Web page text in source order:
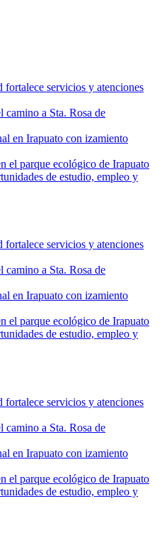
servicios y atenciones
camino a Sta. Rosa de
en Irapuato con izamiento
el parque ecológico de Irapuato
de estudio, empleo y
servicios y atenciones
camino a Sta. Rosa de
en Irapuato con izamiento
el parque ecológico de Irapuato
de estudio, empleo y
servicios y atenciones
camino a Sta. Rosa de
en Irapuato con izamiento
el parque ecológico de Irapuato
de estudio, empleo y